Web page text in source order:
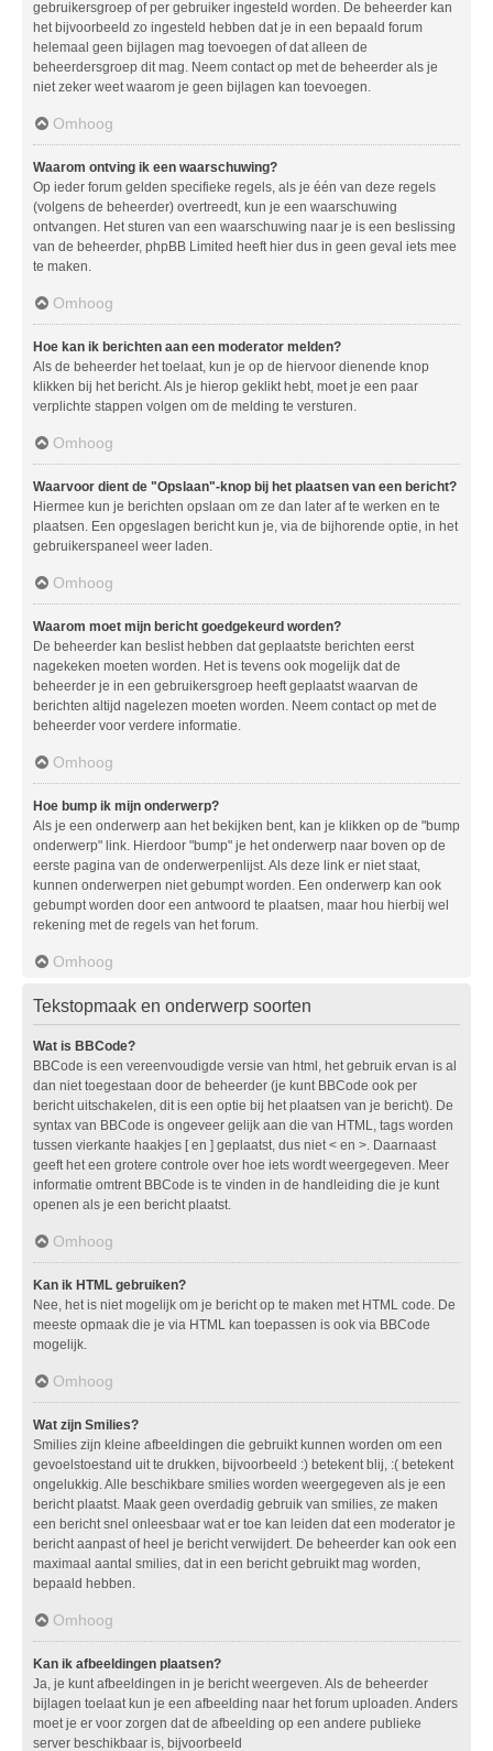
gebruikersgroep of per gebruiker ingesteld worden. De beheerder kan
het bijvoorbeeld zo ingesteld hebben dat je in een bepaald forum
helemaal geen bijlagen mag toevoegen of dat alleen de
beheerdersgroep dit mag. Neem contact op met de beheerder als je
niet zeker weet waarom je geen bijlagen kan toevoegen.
Omhoog
Waarom ontving ik een waarschuwing?
Op ieder forum gelden specifieke regels, als je één van deze regels
(volgens de beheerder) overtreedt, kun je een waarschuwing
ontvangen. Het sturen van een waarschuwing naar je is een beslissing
van de beheerder, phpBB Limited heeft hier dus in geen geval iets mee
te maken.
Omhoog
Hoe kan ik berichten aan een moderator melden?
Als de beheerder het toelaat, kun je op de hiervoor dienende knop
klikken bij het bericht. Als je hierop geklikt hebt, moet je een paar
verplichte stappen volgen om de melding te versturen.
Omhoog
Waarvoor dient de "Opslaan"-knop bij het plaatsen van een bericht?
Hiermee kun je berichten opslaan om ze dan later af te werken en te
plaatsen. Een opgeslagen bericht kun je, via de bijhorende optie, in het
gebruikerspaneel weer laden.
Omhoog
Waarom moet mijn bericht goedgekeurd worden?
De beheerder kan beslist hebben dat geplaatste berichten eerst
nagekeken moeten worden. Het is tevens ook mogelijk dat de
beheerder je in een gebruikersgroep heeft geplaatst waarvan de
berichten altijd nagelezen moeten worden. Neem contact op met de
beheerder voor verdere informatie.
Omhoog
Hoe bump ik mijn onderwerp?
Als je een onderwerp aan het bekijken bent, kan je klikken op de "bump
onderwerp" link. Hierdoor "bump" je het onderwerp naar boven op de
eerste pagina van de onderwerpenlijst. Als deze link er niet staat,
kunnen onderwerpen niet gebumpt worden. Een onderwerp kan ook
gebumpt worden door een antwoord te plaatsen, maar hou hierbij wel
rekening met de regels van het forum.
Omhoog
Tekstopmaak en onderwerp soorten
Wat is BBCode?
BBCode is een vereenvoudigde versie van html, het gebruik ervan is al
dan niet toegestaan door de beheerder (je kunt BBCode ook per
bericht uitschakelen, dit is een optie bij het plaatsen van je bericht). De
syntax van BBCode is ongeveer gelijk aan die van HTML, tags worden
tussen vierkante haakjes [ en ] geplaatst, dus niet < en >. Daarnaast
geeft het een grotere controle over hoe iets wordt weergegeven. Meer
informatie omtrent BBCode is te vinden in de handleiding die je kunt
openen als je een bericht plaatst.
Omhoog
Kan ik HTML gebruiken?
Nee, het is niet mogelijk om je bericht op te maken met HTML code. De
meeste opmaak die je via HTML kan toepassen is ook via BBCode
mogelijk.
Omhoog
Wat zijn Smilies?
Smilies zijn kleine afbeeldingen die gebruikt kunnen worden om een
gevoelstoestand uit te drukken, bijvoorbeeld :) betekent blij, :( betekent
ongelukkig. Alle beschikbare smilies worden weergegeven als je een
bericht plaatst. Maak geen overdadig gebruik van smilies, ze maken
een bericht snel onleesbaar wat er toe kan leiden dat een moderator je
bericht aanpast of heel je bericht verwijdert. De beheerder kan ook een
maximaal aantal smilies, dat in een bericht gebruikt mag worden,
bepaald hebben.
Omhoog
Kan ik afbeeldingen plaatsen?
Ja, je kunt afbeeldingen in je bericht weergeven. Als de beheerder
bijlagen toelaat kun je een afbeelding naar het forum uploaden. Anders
moet je er voor zorgen dat de afbeelding op een andere publieke
server beschikbaar is, bijvoorbeeld